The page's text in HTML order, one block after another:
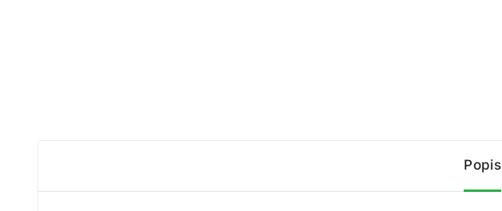
Popis